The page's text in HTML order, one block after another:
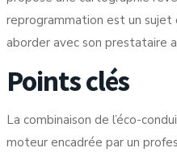
reprogrammation est un
aborder avec son prestataire
Points clés
La combinaison de l’éco-
moteur encadrée par un